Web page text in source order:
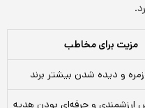
مزیت برای مخاطب
و دیده شدن بیشتر برند
ارزشمندی و حرفه‌ای بودن هدیه